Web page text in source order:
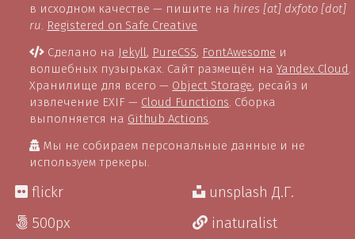
в исходном качестве — пишите на hires [at] dxfoto [dot]
ru Registered on Safe Creative
Сделано на Jekyll, PureCSS, FontAwesome и
волшебных пузырьках. Сайт размещён наYandex Cloud
Хранилище для всего — Object Storage, ресайз и
извлечение EXIF — Cloud Functions . Сборка
выполняется на Github Actions
Мы не собираем персональные данные и не
используем трекеры.
flickr
500px
unsplash Д.Г.
inaturalist